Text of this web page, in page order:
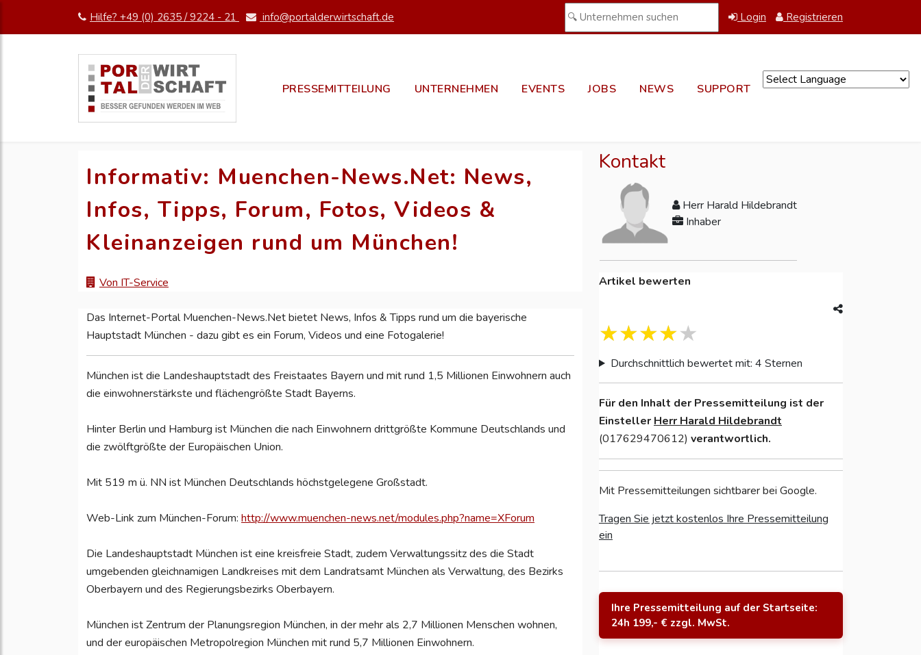
Hilfe? +49 (0) 2635 / 9224 - 21 info@portalderwirtschaft.de Login Registrieren
PRESSEMITTEILUNG UNTERNEHMEN EVENTS JOBS NEWS SUPPORT
Informativ: Muenchen-News.Net: News,
Infos, Tipps, Forum, Fotos, Videos &
Kleinanzeigen rund um München!
Von IT-Service
Das Internet-Portal Muenchen-News.Net bietet News, Infos & Tipps rund um die bayerische
Hauptstadt München - dazu gibt es ein Forum, Videos und eine Fotogalerie!
München ist die Landeshauptstadt des Freistaates Bayern und mit rund 1,5 Millionen Einwohnern auch
die einwohnerstärkste und flächengrößte Stadt Bayerns.
Hinter Berlin und Hamburg ist München die nach Einwohnern drittgrößte Kommune Deutschlands und
die zwölftgrößte der Europäischen Union.
Mit 519 m ü. NN ist München Deutschlands höchstgelegene Großstadt.
Web-Link zum München-Forum: http://www.muenchen-news.net/modules.php?name=XForum
Die Landeshauptstadt München ist eine kreisfreie Stadt, zudem Verwaltungssitz des die Stadt
umgebenden gleichnamigen Landkreises mit dem Landratsamt München als Verwaltung, des Bezirks
Oberbayern und des Regierungsbezirks Oberbayern.
München ist Zentrum der Planungsregion München, in der mehr als 2,7 Millionen Menschen wohnen,
und der europäischen Metropolregion München mit rund 5,7 Millionen Einwohnern.
Kontakt
Herr Harald Hildebrandt
Inhaber
Artikel bewerten
Durchschnittlich bewertet mit: 4 Sternen
Für den Inhalt der Pressemitteilung ist der
Einsteller Herr Harald Hildebrandt
(017629470612) verantwortlich.
Mit Pressemitteilungen sichtbarer bei Google.
Tragen Sie jetzt kostenlos Ihre Pressemitteilung
ein
Ihre Pressemitteilung auf der Startseite:
24h 199,- € zzgl. MwSt.